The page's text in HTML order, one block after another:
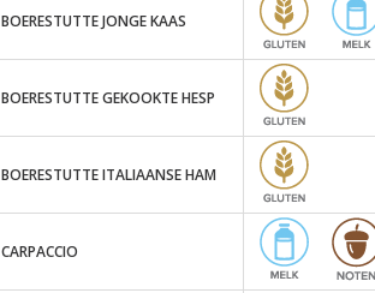
BOERESTUTTE JONGE KAAS
BOERESTUTTE GEKOOKTE HESP
BOERESTUTTE ITALIAANSE HAM
CARPACCIO